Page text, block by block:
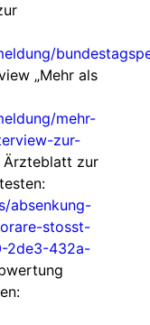
„Mehr als
mehr-
zur-
Ärzteblatt zur
absenkung-
stosst-
2de3-432a-